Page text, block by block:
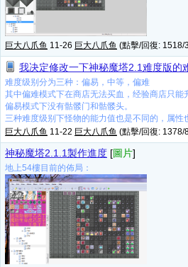
巨大八爪鱼 11-26 巨大八爪鱼 (點擊/回復: 1518/
我决定修改一下神秘魔塔2.1难度版的
难度级别分为三种：偏易，中等，偏难
其中偏难模式下在商店无法买血，经验商店只能
偏易模式下没有骷髅门和骷髅头。
三种难度级别下怪物的能力值也是不同的，属性
巨大八爪鱼 11-22 巨大八爪鱼 (點擊/回復: 1378/
神秘魔塔2.1.1製作進度 [圖片]
地上54樓目前的佈局：